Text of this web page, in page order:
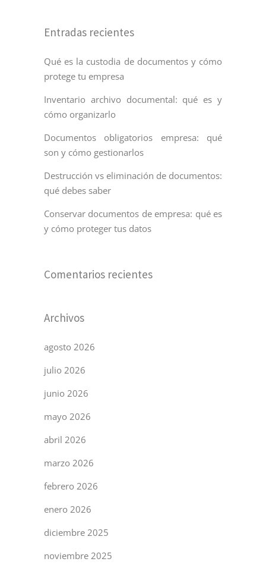
Entradas recientes
Qué es la custodia de documentos y cómo
protege tu empresa
Inventario archivo documental: qué es y
cómo organizarlo
Documentos obligatorios empresa: qué
son y cómo gestionarlos
Destrucción vs eliminación de documentos:
qué debes saber
Conservar documentos de empresa: qué es
y cómo proteger tus datos
Comentarios recientes
Archivos
agosto 2026
julio 2026
junio 2026
mayo 2026
abril 2026
marzo 2026
febrero 2026
enero 2026
diciembre 2025
noviembre 2025